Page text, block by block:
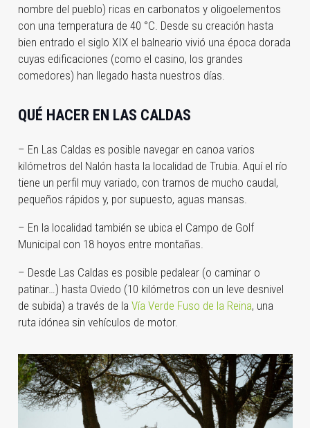
nombre del pueblo) ricas en carbonatos y oligoelementos
con una temperatura de 40 °C. Desde su creación hasta
bien entrado el siglo XIX el balneario vivió una época dorada
cuyas edificaciones (como el casino, los grandes
comedores) han llegado hasta nuestros días.
QUÉ HACER EN LAS CALDAS
– En Las Caldas es posible navegar en canoa varios
kilómetros del Nalón hasta la localidad de Trubia. Aquí el río
tiene un perfil muy variado, con tramos de mucho caudal,
pequeños rápidos y, por supuesto, aguas mansas.
– En la localidad también se ubica el Campo de Golf
Municipal con 18 hoyos entre montañas.
– Desde Las Caldas es posible pedalear (o caminar o
patinar…) hasta Oviedo (10 kilómetros con un leve desnivel
de subida) a través de la Vía Verde Fuso de la Reina, una
ruta idónea sin vehículos de motor.